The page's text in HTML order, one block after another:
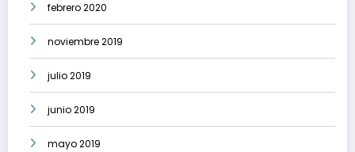
febrero 2020
noviembre 2019
julio 2019
junio 2019
mayo 2019